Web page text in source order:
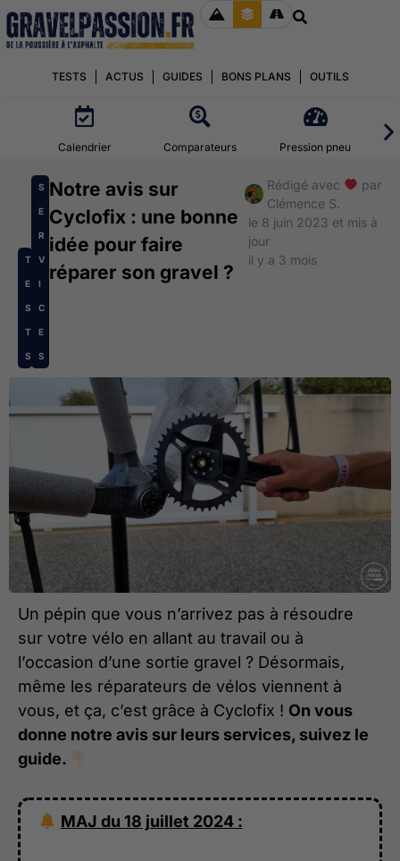
TESTS ACTUS GUIDES BONS PLANS OUTILS
Calendrier Comparateurs Pression pneu
T
E
S
T
S
S
E
R
V
I
C
E
S
Notre avis sur
Cyclofix : une bonne
idée pour faire
réparer son gravel ?
Rédigé avec
par
Clémence S.
le 8 juin 2023 et mis à
jour
il y a 3 mois
Un pépin que vous n’arrivez pas à résoudre
sur votre vélo en allant au travail ou à
l’occasion d’une sortie gravel ? Désormais,
même les réparateurs de vélos viennent à
vous, et ça, c’est grâce à Cyclofix ! On vous
donne notre avis sur leurs services, suivez le
guide.
MAJ du 18 juillet 2024 :